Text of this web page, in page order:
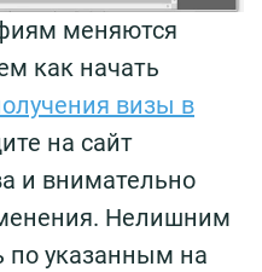
меняются
как начать
визы в
на сайт
и внимательно
Нелишним
по указанным на